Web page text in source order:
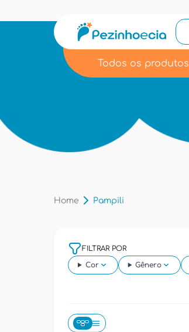
Todos os produtos
Home Pampili
FILTRAR POR
Cor
Gênero